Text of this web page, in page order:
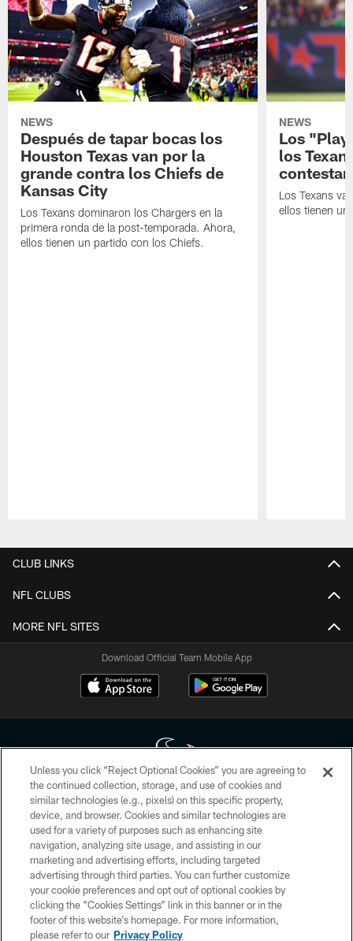
NEWS
Después de tapar bocas los
Houston Texas van por la
grande contra los Chiefs de
Kansas City
Los Texans dominaron los Chargers en la
primera ronda de la post-temporada. Ahora,
ellos tienen un partido con los Chiefs.
NEWS
Los
los
contestar
Los Texans
ellos tienen un
CLUB LINKS
NFL CLUBS
MORE NFL SITES
Download Official Team Mobile App
Copyright © 2026 Houston Texans. All rights reserved. No portion of
HoustonTexans.com may be duplicated, redistributed or manipulated in any
form. By accessing any information beyond this page, you agree to abide by
the HoustonTexans.com Privacy Policy, Code of Conduct, and Terms and
Conditions.
PRIVACY POLICY
ACCESSIBILITY
CONTACT US
Unless you click “Reject Optional Cookies” you are agreeing to
the continued collection, storage, and use of cookies and
similar technologies (e.g., pixels) on this specific property,
device, and browser. Cookies and similar technologies are
used for a variety of purposes such as enhancing site
navigation, analyzing site usage, and assisting in our
marketing and advertising efforts, including targeted
advertising through third parties. You can further customize
your cookie preferences and opt out of optional cookies by
clicking the “Cookies Settings” link in this banner or in the
footer of this website’s homepage. For more information,
please refer to our Privacy Policy